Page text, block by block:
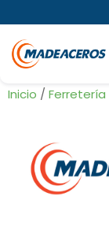
Inicio / Ferretería